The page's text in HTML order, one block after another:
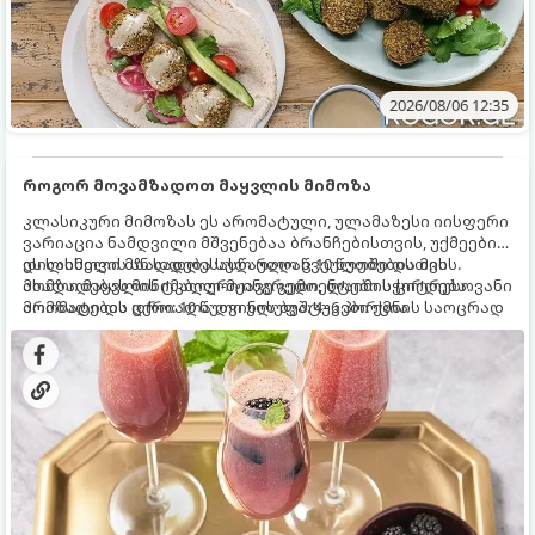
2026/08/06 12:35
როგორ მოვამზადოთ მაყვლის მიმოზა
კლასიკური მიმოზას ეს არომატული, ულამაზესი იისფერი
ვარიაცია ნამდვილი მშვენებაა ბრანჩებისთვის, უქმეების
დილისთვის ან სადღესასწაულო წვეულებებისთვის.
ახალი მაყვლის ტკბილ-მჟავე გემო, ლაიმის ციტრუსოვანი
არომატი და ცქრიალა ღვინის ბუშტუკები ქმნის საოცრად
დახვეწილ და მაგრილებელ კოქტეილს.
ეს სასმელი მზადდება სულ რაღაც 10 წუთში და მის
მომზადებას მინიმალური ინგრედიენტები სჭირდება.
მომზადების დრო: 10 წუთი ულუფა: 4–6 პორცია